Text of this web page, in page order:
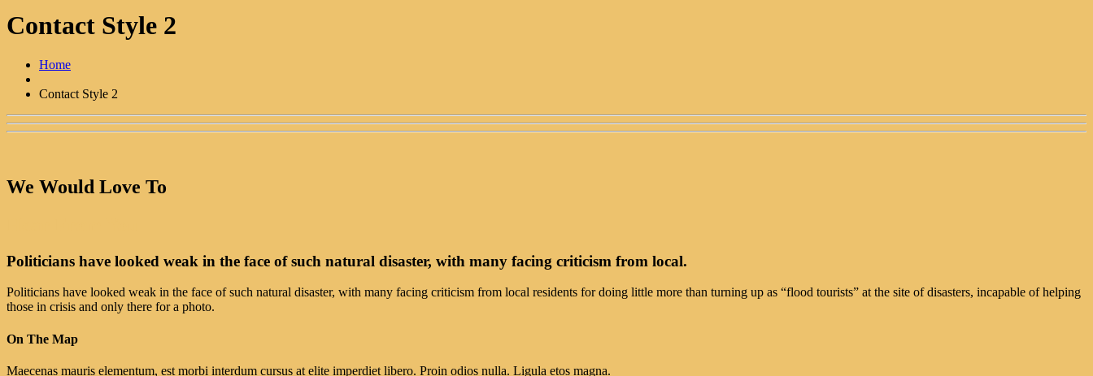
Contact Style 2
Home
Contact Style 2
We Would Love To
Politicians have looked weak in the face of such natural disaster, with many facing criticism from local.
Politicians have looked weak in the face of such natural disaster, with many facing criticism from local residents for doing little more than turning up as “flood tourists” at the site of disasters, incapable of helping
those in crisis and only there for a photo.
On The Map
Maecenas mauris elementum, est morbi interdum cursus at elite imperdiet libero. Proin odios nulla. Ligula etos magna.